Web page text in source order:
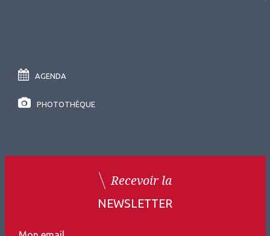
AGENDA
PHOTOTHÈQUE
Recevoir la
NEWSLETTER